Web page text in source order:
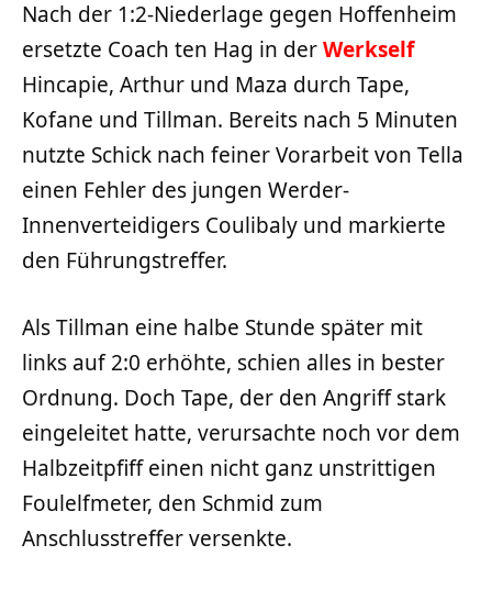
Nach der 1:2-Niederlage gegen Hoffenheim
ersetzte Coach ten Hag in derWerkself
Hincapie, Arthur und Maza durch Tape,
Kofane und Tillman. Bereits nach 5 Minuten
nutzte Schick nach feiner Vorarbeit von Tella
einen Fehler des jungen Werder-
Innenverteidigers Coulibaly und markierte
den Führungstreffer.
Als Tillman eine halbe Stunde später mit
links auf 2:0 erhöhte, schien alles in bester
Ordnung. Doch Tape, der den Angriff stark
eingeleitet hatte, verursachte noch vor dem
Halbzeitpfiff einen nicht ganz unstrittigen
Foulelfmeter, den Schmid zum
Anschlusstreffer versenkte.